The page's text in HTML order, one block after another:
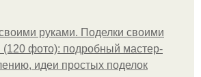
руками. Поделки своими
(120 фото): подробный мастер-
идеи простых поделок